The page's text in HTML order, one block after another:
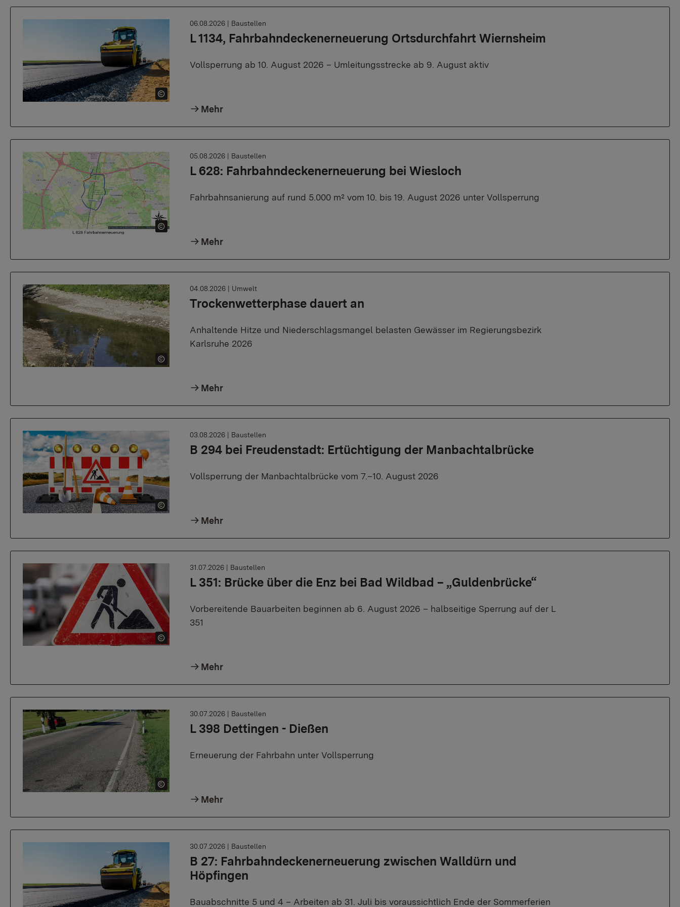
L 1134, Fahrbahndeckenerneuerung Ortsdurchfahrt Wiernsheim
06.08.2026 | Baustellen
Vollsperrung ab 10. August 2026 – Umleitungsstrecke ab 9. August aktiv
Mehr
L 628: Fahrbahndeckenerneuerung bei Wiesloch
05.08.2026 | Baustellen
Fahrbahnsanierung auf rund 5.000 m² vom 10. bis 19. August 2026 unter Vollsperrung
Mehr
Trockenwetterphase dauert an
04.08.2026 | Umwelt
Anhaltende Hitze und Niederschlagsmangel belasten Gewässer im Regierungsbezirk
Karlsruhe 2026
Mehr
B 294 bei Freudenstadt: Ertüchtigung der Manbachtalbrücke
03.08.2026 | Baustellen
Vollsperrung der Manbachtalbrücke vom 7.–10. August 2026
Mehr
L 351: Brücke über die Enz bei Bad Wildbad – „Guldenbrücke“
31.07.2026 | Baustellen
Vorbereitende Bauarbeiten beginnen ab 6. August 2026 – halbseitige Sperrung auf der L
351
Mehr
L 398 Dettingen - Dießen
30.07.2026 | Baustellen
Erneuerung der Fahrbahn unter Vollsperrung
Mehr
B 27: Fahrbahndeckenerneuerung zwischen Walldürn und
Höpfingen
30.07.2026 | Baustellen
Bauabschnitte 5 und 4 – Arbeiten ab 31. Juli bis voraussichtlich Ende der Sommerferien